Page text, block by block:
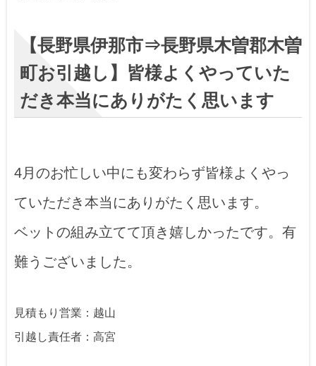
【長野県伊那市⇒長野県木曽郡木曽
町お引越し】皆様よくやっていた
だき本当にありがたく思います
4月のお忙しい中にも変わらず皆様よくやっ
ていただき本当にありがたく思います。
ベットの組み立てて頂き嬉しかったです。有
難うございました。
見積もり営業：越山
引越し責任者：高宮